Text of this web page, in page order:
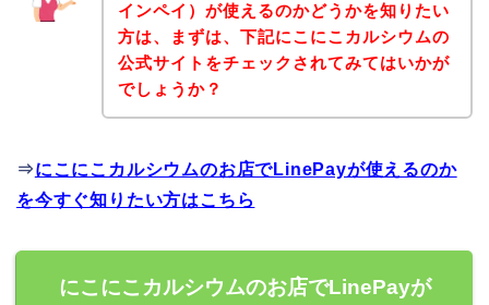
インペイ）が使えるのかどうかを知りたい
方は、まずは、下記にこにこカルシウムの
公式サイトをチェックされてみてはいかが
でしょうか？
⇒にこにこカルシウムのお店でLinePayが使えるのか
を今すぐ知りたい方はこちら
にこにこカルシウムのお店でLinePayが